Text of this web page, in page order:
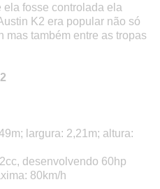
fosse controlada ela
K2 era popular não só
mas também entre as tropas
largura: 2,21m; altura:
desenvolvendo 60hp
80km/h